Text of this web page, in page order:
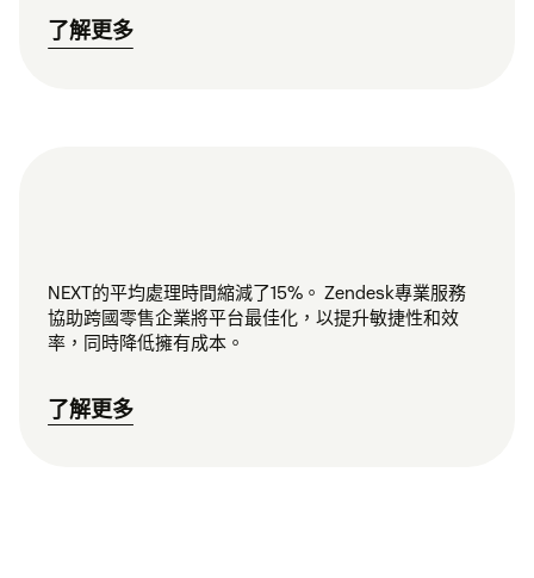
了解更多
NEXT的平均處理時間縮減了15%。 Zendesk專業服務
協助跨國零售企業將平台最佳化，以提升敏捷性和效
率，同時降低擁有成本。
了解更多